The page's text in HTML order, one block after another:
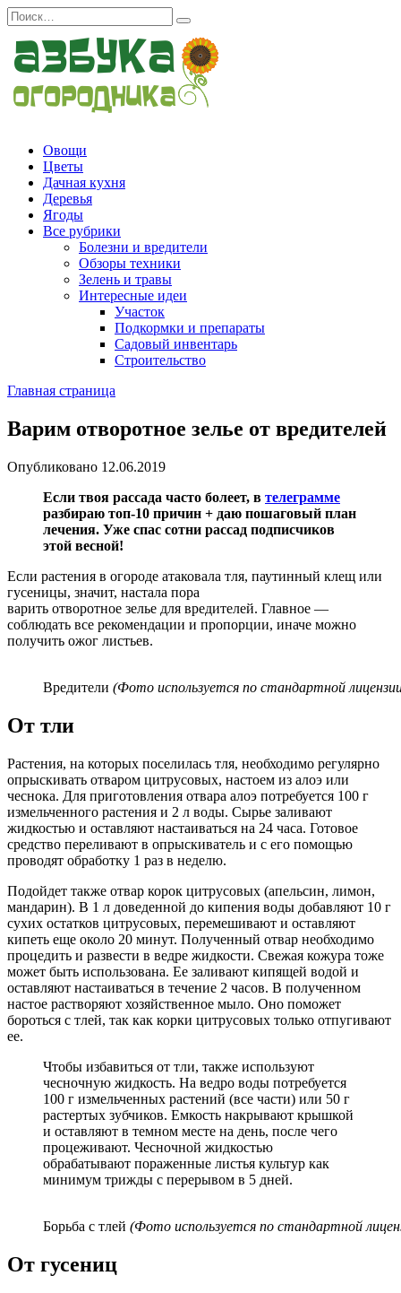
Перейти
к
содержанию
Search
for:
Овощи
Цветы
Дачная кухня
Деревья
Ягоды
Все рубрики
Болезни и вредители
Обзоры техники
Зелень и травы
Интересные идеи
Участок
Подкормки и препараты
Садовый инвентарь
Строительство
Главная страница
Варим отворотное зелье от вредителей
Опубликовано 12.06.2019
Если твоя рассада часто болеет, в телеграмме
разбираю топ-10 причин + даю пошаговый план
лечения. Уже спас сотни рассад подписчиков
этой весной!
Если растения в огороде атаковала тля, паутинный клещ или
гусеницы, значит, настала пора
варить отворотное зелье для вредителей. Главное —
соблюдать все рекомендации и пропорции, иначе можно
получить ожог листьев.
Вредители (Фото используется по стандартной
От тли
Растения, на которых поселилась тля, необходимо регулярно
опрыскивать отваром цитрусовых, настоем из алоэ или
чеснока. Для приготовления отвара алоэ потребуется 100 г
измельченного растения и 2 л воды. Сырье заливают
жидкостью и оставляют настаиваться на 24 часа. Готовое
средство переливают в опрыскиватель и с его помощью
проводят обработку 1 раз в неделю.
Подойдет также отвар корок цитрусовых (апельсин, лимон,
мандарин). В 1 л доведенной до кипения воды добавляют 10 г
сухих остатков цитрусовых, перемешивают и оставляют
кипеть еще около 20 минут. Полученный отвар необходимо
процедить и развести в ведре жидкости. Свежая кожура тоже
может быть использована. Ее заливают кипящей водой и
оставляют настаиваться в течение 2 часов. В полученном
настое растворяют хозяйственное мыло. Оно поможет
бороться с тлей, так как корки цитрусовых только отпугивают
ее.
Чтобы избавиться от тли, также используют
чесночную жидкость. На ведро воды потребуется
100 г измельченных растений (все части) или 50 г
растертых зубчиков. Емкость накрывают крышкой
и оставляют в темном месте на день, после чего
процеживают. Чесночной жидкостью
обрабатывают пораженные листья культур как
минимум трижды с перерывом в 5 дней.
Борьба с тлей (Фото используется по стандартной
От гусениц